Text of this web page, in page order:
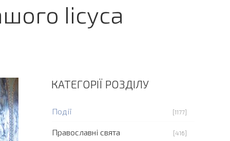
Іісуса
КАТЕГОРІЇ РОЗДІЛУ
Події [1177]
Православні свята [416]